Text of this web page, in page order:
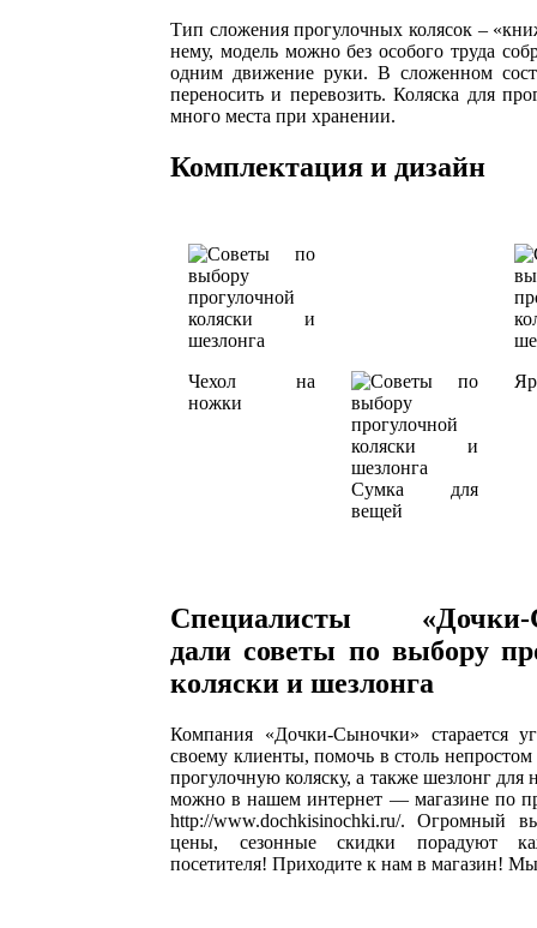
Тип сложения прогулочных колясок –
нему, модель можно без особого труда
одним движение руки. В сложенном
переносить и перевозить. Коляска для
много места при хранении.
Комплектация и дизайн
Чехол на
ножки
Сумка для
вещей
Специалисты «Дочки-
дали советы по выбору
коляски и шезлонга
Компания «Дочки-Сыночки» старается
своему клиенты, помочь в столь
прогулочную коляску, а также шезлонг для
можно в нашем интернет — магазине по
http://www.dochkisinochki.ru/. Огромный
цены, сезонные скидки порадуют
посетителя! Приходите к нам в магазин!